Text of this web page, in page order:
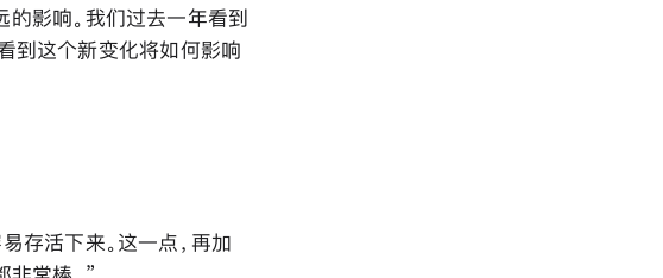
影响。我们过去一年看到
到这个新变化将如何影响
存活下来。这一点，再加